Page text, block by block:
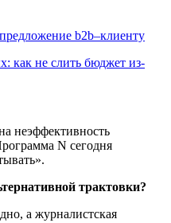
b2b–клиенту
как не слить бюджет из-
неэффективность
N сегодня
трактовки?
а журналистская